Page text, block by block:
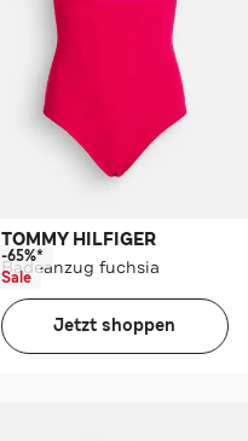
TOMMY HILFIGER
Badeanzug fuchsia
-65%*
Sale
Jetzt shoppen